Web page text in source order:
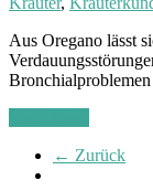
Aus Oregano lässt
← Zurück